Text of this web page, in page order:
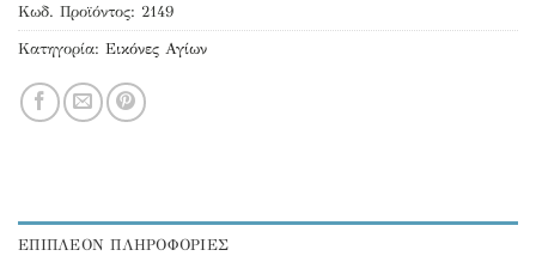
Κωδ. Προϊόντος: 2149
Κατηγορία: Εικόνες Αγίων
ΕΠΙΠΛΕΟΝ ΠΛΗΡΟΦΟΡΙΕΣ